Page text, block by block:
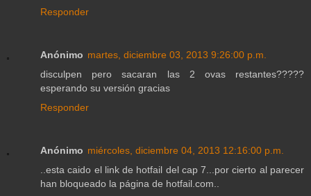
Responder
Anónimo martes, diciembre 03, 2013 9:26:00 p.m.
disculpen pero sacaran las 2 ovas restantes?????
esperando su versión gracias
Responder
Anónimo miércoles, diciembre 04, 2013 12:16:00 p.m.
..esta caido el link de hotfail del cap 7...por cierto al parecer
han bloqueado la página de hotfail.com..